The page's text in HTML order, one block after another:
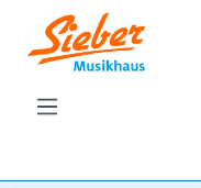
Zum Hauptinhalt springen